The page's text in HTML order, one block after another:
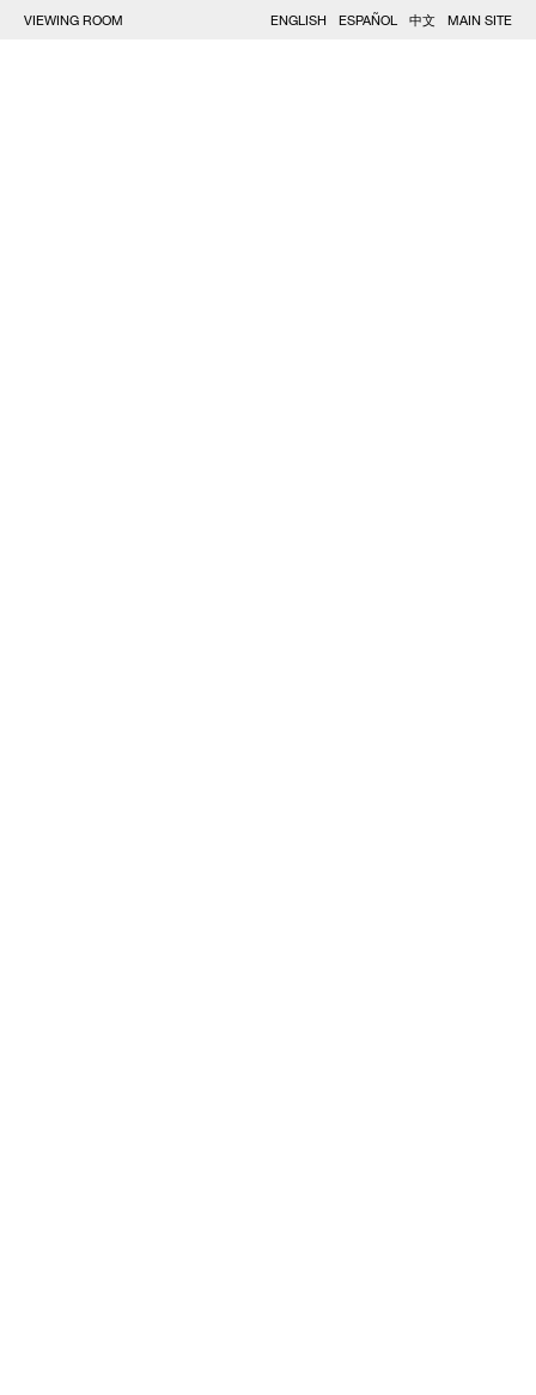
VIEWING ROOM MAIN SITE
ENGLISH ESPAÑOL 中文